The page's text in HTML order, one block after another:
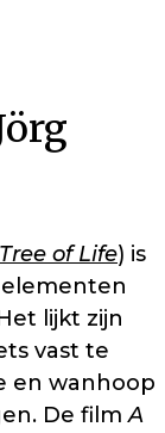
of Life) is
lijkt zijn
vast te
en wanhoop
De filmA